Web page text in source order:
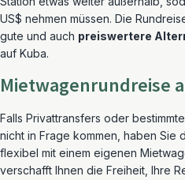
US$ nehmen müssen. Die
gute und auch preiswertere
auf Kuba.
Mietwagenrundreise
Falls Privattransfers oder
nicht in Frage kommen, haben Sie
flexibel mit einem eigenen
verschafft Ihnen die Freiheit, Ihre